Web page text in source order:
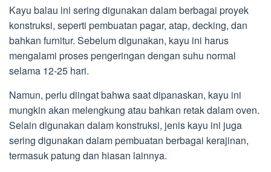
Kayu balau ini sering digunakan dalam berbagai proyek
konstruksi, seperti pembuatan pagar, atap, decking, dan
bahkan furnitur. Sebelum digunakan, kayu ini harus
mengalami proses pengeringan dengan suhu normal
selama 12-25 hari.
Namun, perlu diingat bahwa saat dipanaskan, kayu ini
mungkin akan melengkung atau bahkan retak dalam oven.
Selain digunakan dalam konstruksi, jenis kayu ini juga
sering digunakan dalam pembuatan berbagai kerajinan,
termasuk patung dan hiasan lainnya.